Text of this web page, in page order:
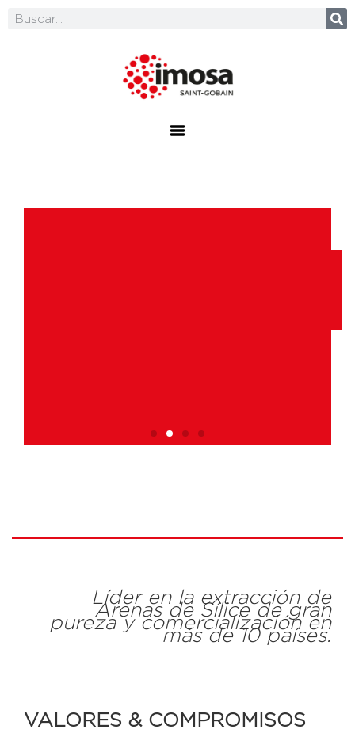
Líder en la extracción de
Arenas de Sílice de gran
pureza y comercialización en
más de 10 países.
VALORES & COMPROMISOS